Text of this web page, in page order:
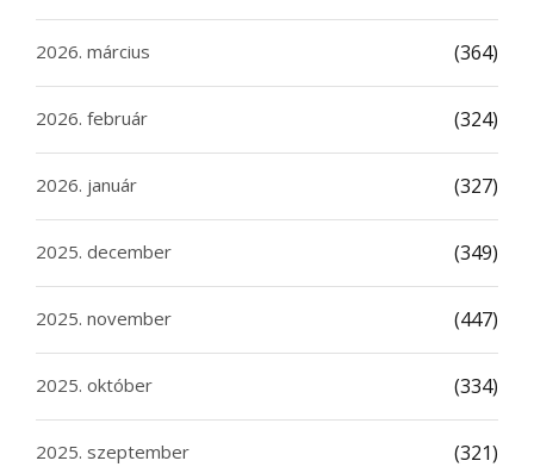
2026. március (364)
2026. február (324)
2026. január (327)
2025. december (349)
2025. november (447)
2025. október (334)
2025. szeptember (321)